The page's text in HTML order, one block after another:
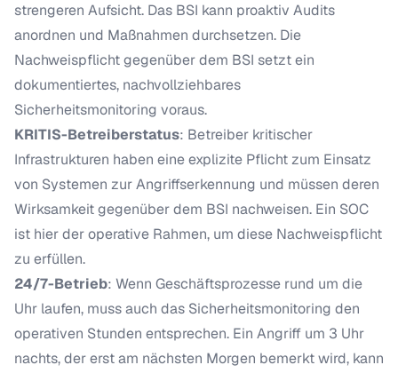
strengeren Aufsicht. Das BSI kann proaktiv Audits
anordnen und Maßnahmen durchsetzen. Die
Nachweispflicht gegenüber dem BSI setzt ein
dokumentiertes, nachvollziehbares
Sicherheitsmonitoring voraus.
KRITIS-Betreiberstatus: Betreiber kritischer
Infrastrukturen haben eine explizite Pflicht zum Einsatz
von Systemen zur Angriffserkennung und müssen deren
Wirksamkeit gegenüber dem BSI nachweisen. Ein SOC
ist hier der operative Rahmen, um diese Nachweispflicht
zu erfüllen.
24/7-Betrieb: Wenn Geschäftsprozesse rund um die
Uhr laufen, muss auch das Sicherheitsmonitoring den
operativen Stunden entsprechen. Ein Angriff um 3 Uhr
nachts, der erst am nächsten Morgen bemerkt wird, kann